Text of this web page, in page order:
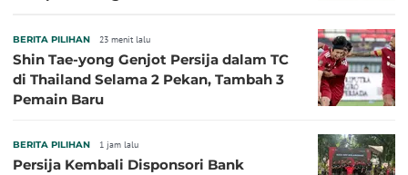
BERITA PILIHAN 23 menit lalu
Shin Tae-yong Genjot Persija dalam TC
di Thailand Selama 2 Pekan, Tambah 3
Pemain Baru
BERITA PILIHAN 1 jam lalu
Persija Kembali Disponsori Bank